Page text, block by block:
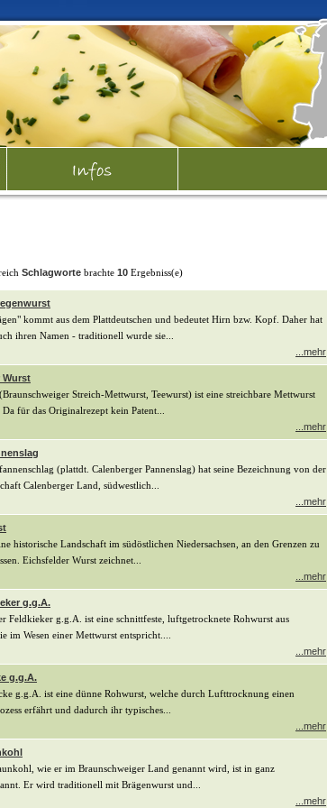
Schlagworte brachte 10 Ergebniss(e)
kommt aus dem Plattdeutschen und bedeutet Hirn bzw. Kopf. Daher hat
ihren Namen - traditionell wurde sie...
...mehr
Wurst
Streich-Mettwurst, Teewurst) ist eine streichbare Mettwurst
für das Originalrezept kein Patent...
...mehr
(plattdt. Calenberger Pannenslag) hat seine Bezeichnung von der
Calenberger Land, südwestlich...
...mehr
historische Landschaft im südöstlichen Niedersachsen, an den Grenzen zu
Eichsfelder Wurst zeichnet...
...mehr
g.g.A.
Feldkieker g.g.A. ist eine schnittfeste, luftgetrocknete Rohwurst aus
im Wesen einer Mettwurst entspricht....
...mehr
g.g.A.
g.g.A. ist eine dünne Rohwurst, welche durch Lufttrocknung einen
erfährt und dadurch ihr typisches...
...mehr
wie er im Braunschweiger Land genannt wird, ist in ganz
Er wird traditionell mit Brägenwurst und...
...mehr